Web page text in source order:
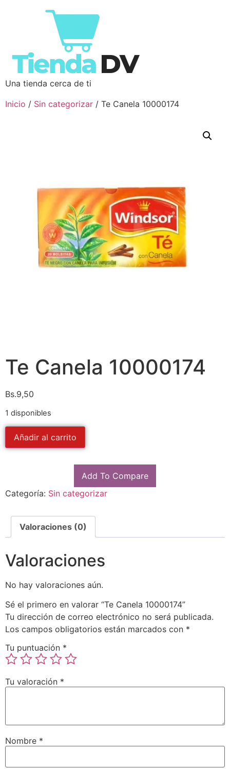
Una tienda cerca de ti
Inicio / Sin categorizar / Te Canela 10000174
Te Canela 10000174
Bs.9,50
1 disponibles
Añadir al carrito
Add To Compare
Categoría: Sin categorizar
Valoraciones (0)
Valoraciones
No hay valoraciones aún.
Sé el primero en valorar “Te Canela 10000174”
Tu dirección de correo electrónico no será publicada.
Los campos obligatorios están marcados con *
Tu puntuación *
Tu valoración *
Nombre *